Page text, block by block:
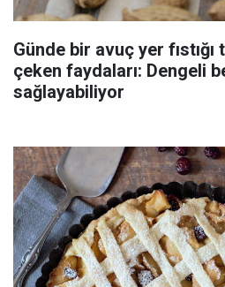
Günde bir avuç yer
çeken faydaları: Dengeli
sağlayabiliyor